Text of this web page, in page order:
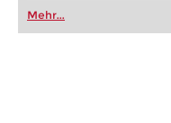
oder bereits auf
FRITZ trainieren Sie
individueller als je zuvor.
Mehr...